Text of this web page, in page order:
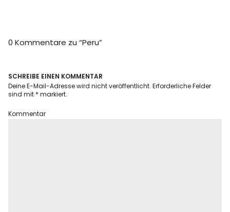
0 Kommentare zu “Peru”
SCHREIBE EINEN KOMMENTAR
Deine E-Mail-Adresse wird nicht veröffentlicht. Erforderliche Felder
sind mit * markiert.
Kommentar